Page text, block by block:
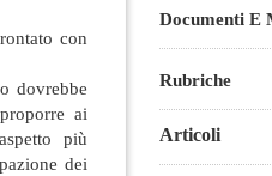
con
dovrebbe
ai
più
dei
Documenti E
Rubriche
Articoli